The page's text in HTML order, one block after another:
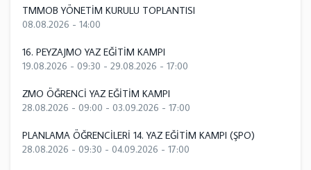
TMMOB YÖNETİM KURULU TOPLANTISI
08.08.2026 - 14:00
16. PEYZAJMO YAZ EĞİTİM KAMPI
19.08.2026 - 09:30 - 29.08.2026 - 17:00
ZMO ÖĞRENCİ YAZ EĞİTİM KAMPI
28.08.2026 - 09:00 - 03.09.2026 - 17:00
PLANLAMA ÖĞRENCİLERİ 14. YAZ EĞİTİM KAMPI (ŞPO)
28.08.2026 - 09:30 - 04.09.2026 - 17:00